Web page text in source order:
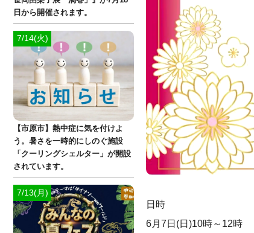
日時
6月7日(日)10時～12時
日から開催されます。
7/14(火)
【市原市】熱中症に気を付けよ
う。暑さを一時的にしのぐ施設
「クーリングシェルター」が開設
されています。
7/13(月)